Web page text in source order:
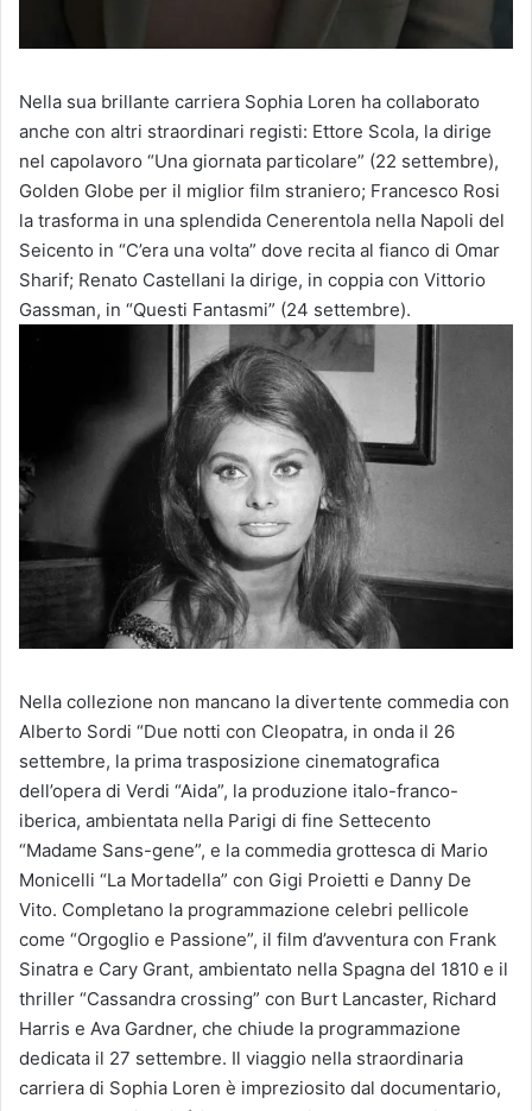
Nella sua brillante carriera Sophia Loren ha collaborato
anche con altri straordinari registi: Ettore Scola, la dirige
nel capolavoro “Una giornata particolare” (22 settembre),
Golden Globe per il miglior film straniero; Francesco Rosi
la trasforma in una splendida Cenerentola nella Napoli del
Seicento in “C’era una volta” dove recita al fianco di Omar
Sharif; Renato Castellani la dirige, in coppia con Vittorio
Gassman, in “Questi Fantasmi” (24 settembre).
Nella collezione non mancano la divertente commedia con
Alberto Sordi “Due notti con Cleopatra, in onda il 26
settembre, la prima trasposizione cinematografica
dell’opera di Verdi “Aida”, la produzione italo-franco-
iberica, ambientata nella Parigi di fine Settecento
“Madame Sans-gene”, e la commedia grottesca di Mario
Monicelli “La Mortadella” con Gigi Proietti e Danny De
Vito. Completano la programmazione celebri pellicole
come “Orgoglio e Passione”, il film d’avventura con Frank
Sinatra e Cary Grant, ambientato nella Spagna del 1810 e il
thriller “Cassandra crossing” con Burt Lancaster, Richard
Harris e Ava Gardner, che chiude la programmazione
dedicata il 27 settembre. Il viaggio nella straordinaria
carriera di Sophia Loren è impreziosito dal documentario,